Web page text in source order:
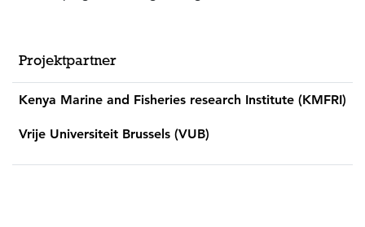
Projektpartner
Kenya Marine and Fisheries research Institute (KMFRI)
Vrije Universiteit Brussels (VUB)